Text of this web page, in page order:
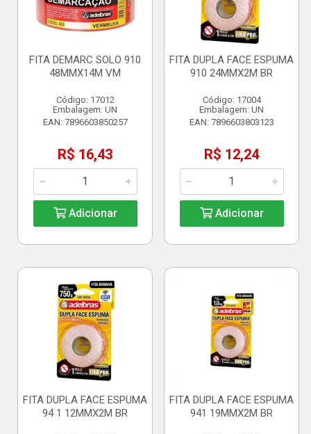
FITA DEMARC SOLO 910
48MMX14M VM
Código: 17012
Embalagem: UN
EAN: 7896603850257
R$ 16,43
Adicionar
FITA DUPLA FACE ESPUMA
910 24MMX2M BR
Código: 17004
Embalagem: UN
EAN: 7896603803123
R$ 12,24
Adicionar
FITA DUPLA FACE ESPUMA
94 1 12MMX2M BR
FITA DUPLA FACE ESPUMA
941 19MMX2M BR